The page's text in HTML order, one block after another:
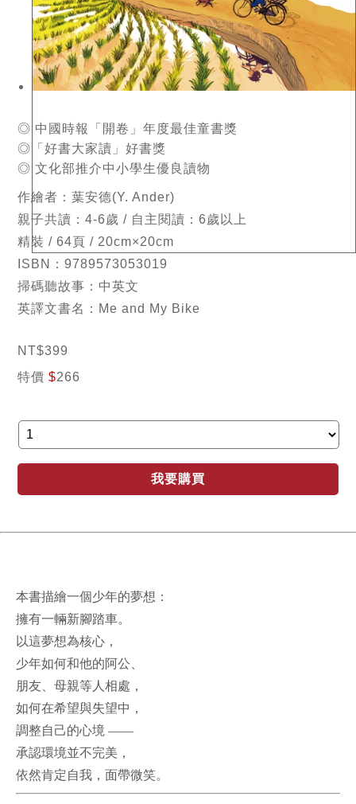
◎ 中國時報「開卷」年度最佳童書獎
◎「好書大家讀」好書獎
◎ 文化部推介中小學生優良讀物
作繪者：葉安德(Y. Ander)
親子共讀：4-6歲 / 自主閱讀：6歲以上
精裝 / 64頁 / 20cm×20cm
ISBN：9789573053019
掃碼聽故事：中英文
英譯文書名：Me and My Bike
NT$399
特價 $266
我要購買
本書描繪一個少年的夢想：
擁有一輛新腳踏車。
以這夢想為核心，
少年如何和他的阿公、
朋友、母親等人相處，
如何在希望與失望中，
調整自己的心境 ——
承認環境並不完美，
依然肯定自我，面帶微笑。